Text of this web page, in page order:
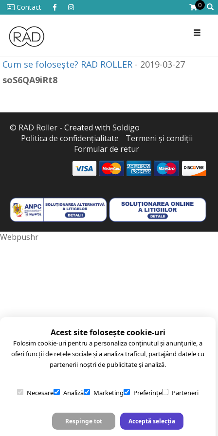
Contact 0
Cum se folosește? RAD ROLLER - 2019-03-27
soS6QA9iRt8
© RAD Roller - Created with Soldigo
Politica de confidenţialitate
Termeni şi condiţii
Formular de retur
Webpushr
Acest site folosește cookie-uri
Folosim cookie-uri pentru a personaliza conținutul și anunțurile, a
oferi funcții de rețele sociale și a analiza traficul, partajând datele cu
partenerii noștri de publicitate și analiză.
Necesare Analiză Marketing Preferințe Parteneri
Respinge tot Acceptă selecția